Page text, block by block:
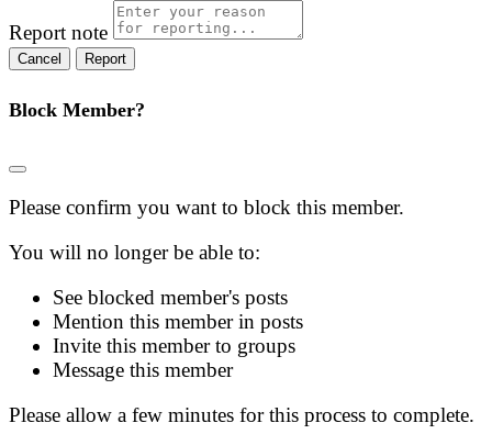
Report note
Report
Block Member?
Please confirm you want to block this member.
You will no longer be able to:
See blocked member's posts
Mention this member in posts
Invite this member to groups
Message this member
Please allow a few minutes for this process to complete.